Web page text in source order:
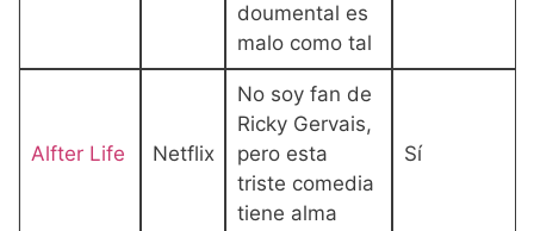
doumental es
malo como tal
Alfter Life Netflix
No soy fan de
Ricky Gervais,
pero esta
triste comedia
tiene alma
Sí